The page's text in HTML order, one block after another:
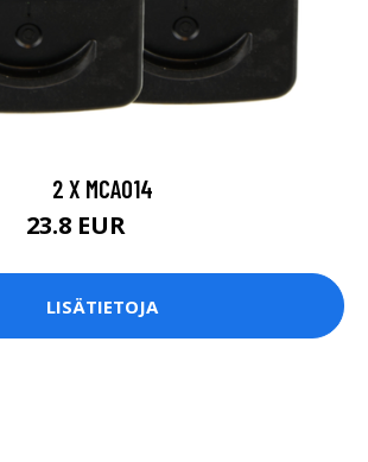
2 X MCA014
23.8 EUR
LISÄTIETOJA